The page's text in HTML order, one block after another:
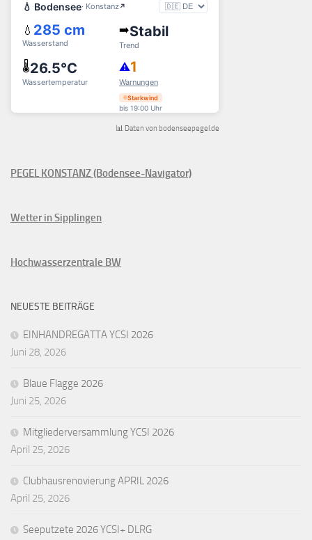
📊 Daten von bodenseepegel.de
PEGEL KONSTANZ (Bodensee-Navigator)
Wetter in Sipplingen
Hochwasserzentrale BW
NEUESTE BEITRÄGE
EINHANDREGATTA YCSI 2026
Juni 28, 2026
Blaue Flagge 2026
Juni 25, 2026
Mitgliederversammlung YCSI 2026
April 25, 2026
Clubhausrenovierung APRIL 2026
April 25, 2026
Seeputzete 2026 YCSI+ DLRG